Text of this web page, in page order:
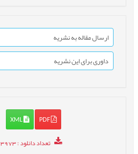
ارسال مقاله به نشریه
داوری برای این نشریه
PDF
XML
تعداد دانلود: 3973